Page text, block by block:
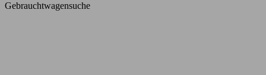
Gebrauchtwagensuche